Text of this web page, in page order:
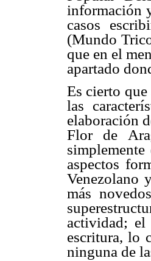
información
casos
(Mundo
que en el
apartado
Es cierto
las
elaboración
Flor de
aspectos
Venezolano
más
actividad; el
escritura, lo
ninguna de